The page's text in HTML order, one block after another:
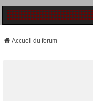
Accueil du forum